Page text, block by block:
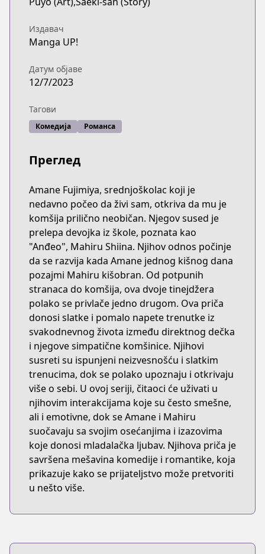
Издавач
Manga UP!
Датум објаве
12/7/2023
Тагови
Комедија Романса
Преглед
Amane Fujimiya, srednjoškolac koji je
nedavno počeo da živi sam, otkriva da mu je
komšija prilično neobičan. Njegov sused je
prelepa devojka iz škole, poznata kao
"Anđeo", Mahiru Shiina. Njihov odnos počinje
da se razvija kada Amane jednog kišnog dana
pozajmi Mahiru kišobran. Od potpunih
stranaca do komšija, ova dvoje tinejdžera
polako se privlače jedno drugom. Ova priča
donosi slatke i pomalo napete trenutke iz
svakodnevnog života između direktnog dečka
i njegove simpatične komšinice. Njihovi
susreti su ispunjeni neizvesnošću i slatkim
trenucima, dok se polako upoznaju i otkrivaju
više o sebi. U ovoj seriji, čitaoci će uživati u
njihovim interakcijama koje su često smešne,
ali i emotivne, dok se Amane i Mahiru
suočavaju sa svojim osećanjima i izazovima
koje donosi mladalačka ljubav. Njihova priča je
savršena mešavina komedije i romantike, koja
prikazuje kako se prijateljstvo može pretvoriti
u nešto više.